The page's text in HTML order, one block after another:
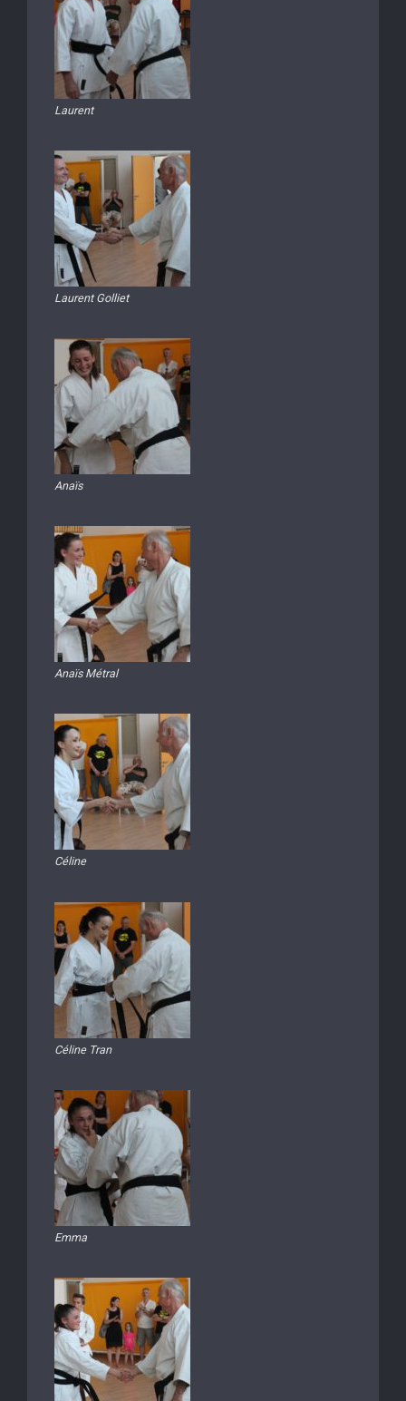
Laurent
Laurent Golliet
Anaïs
Anaïs Métral
Céline
Céline Tran
Emma